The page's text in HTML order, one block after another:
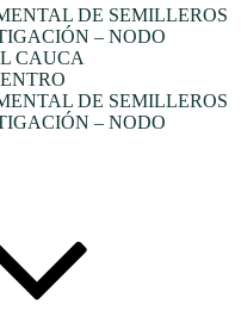
DE SEMILLEROS
– NODO
CAUCA
DE SEMILLEROS
– NODO